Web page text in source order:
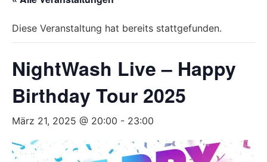
Diese Veranstaltung hat bereits stattgefunden.
NightWash Live – Happy
Birthday Tour 2025
März 21, 2025 @ 20:00 - 23:00